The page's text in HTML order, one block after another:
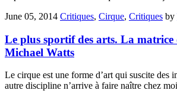
June 05, 2014 Critiques, Cirque, Critiques by
Le plus sportif des arts. La matrice
Michael Watts
Le cirque est une forme d’art qui suscite des
autre discipline n’arrive à faire naître chez